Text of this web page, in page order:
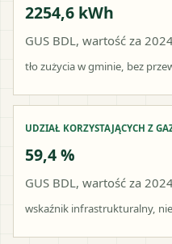
2254,6 kWh
GUS BDL, wartość za
tło zużycia w gminie, bez
UDZIAŁ KORZYSTAJĄCYCH Z
59,4 %
GUS BDL, wartość za
wskaźnik infrastrukturalny,